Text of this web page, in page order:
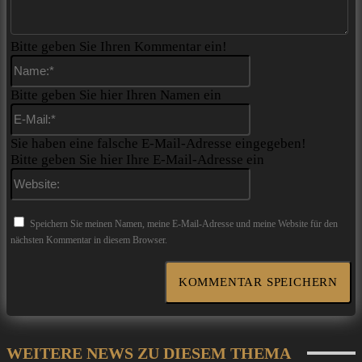
Bitte geben Sie Ihren Kommentar ein!
Bitte geben Sie hier Ihren Namen ein
Sie haben eine falsche E-Mail-Adresse eingegeben!
Bitte geben Sie hier Ihre E-Mail-Adresse ein
Speichern Sie meinen Namen, meine E-Mail-Adresse und meine Website für den
nächsten Kommentar in diesem Browser.
WEITERE NEWS ZU DIESEM THEMA